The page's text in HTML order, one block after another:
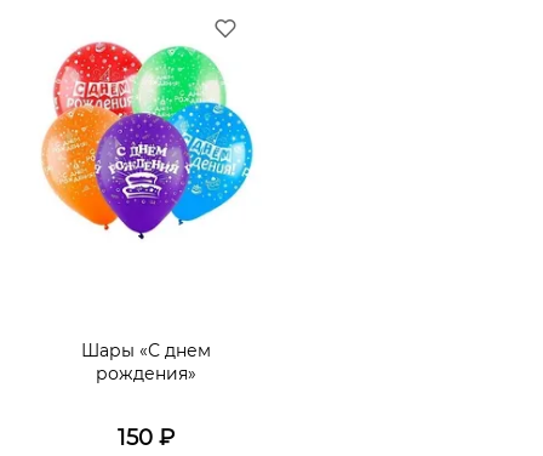
Шары «С днем
рождения»
150 ₽